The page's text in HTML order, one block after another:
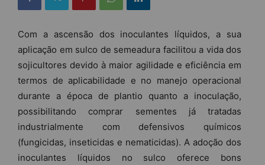
Com a ascensão dos inoculantes líquidos, a sua
aplicação em sulco de semeadura facilitou a vida dos
sojicultores devido à maior agilidade e eficiência em
termos de aplicabilidade e no manejo operacional
durante a época de plantio quanto a inoculação,
possibilitando comprar sementes já tratadas
industrialmente com defensivos químicos
(fungicidas, inseticidas e nematicidas). A adoção dos
inoculantes líquidos no sulco oferece bons